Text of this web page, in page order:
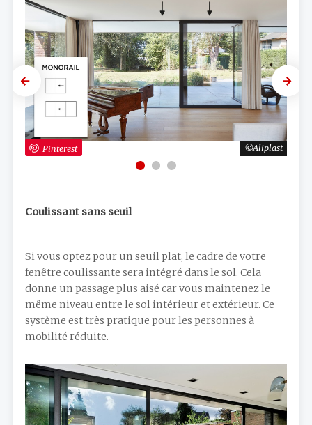
Previous
Aliplast
Pinterest
Next
Coulissant sans seuil
Si vous optez pour un seuil plat, le cadre de votre
fenêtre coulissante sera intégré dans le sol. Cela
donne un passage plus aisé car vous maintenez le
même niveau entre le sol intérieur et extérieur. Ce
système est très pratique pour les personnes à
mobilité réduite.